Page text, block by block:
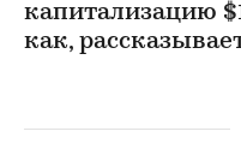
капитализацию
как,